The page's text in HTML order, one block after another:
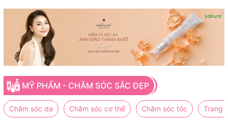
MỸ PHẨM - CHĂM SÓC SẮC ĐẸP
Chăm sóc da Chăm sóc cơ thể Chăm sóc tóc Trang